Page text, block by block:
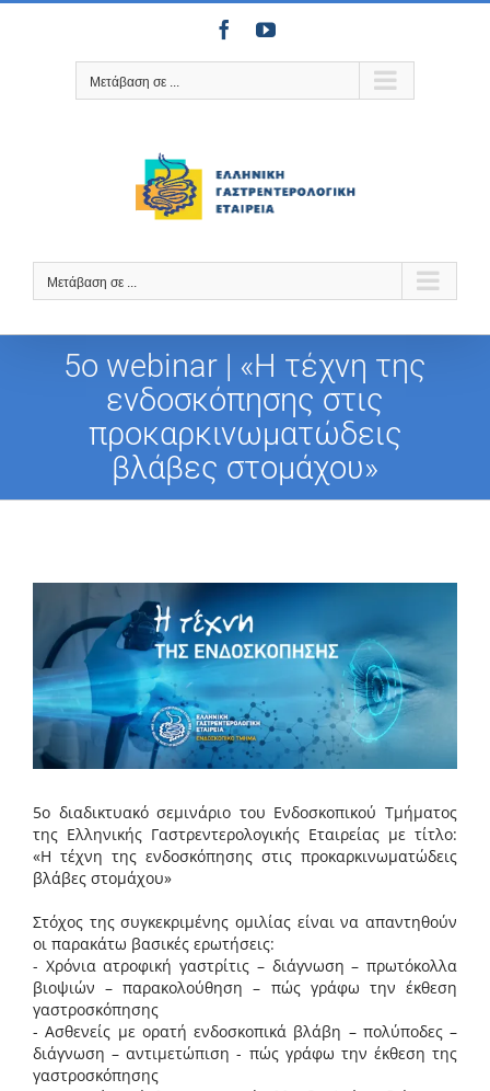
Μετάβαση
FacebookYouTube
Μετάβαση σε ...
Μετάβαση σε ...
5ο webinar | «Η τέχνη της
ενδοσκόπησης στις
προκαρκινωματώδεις
βλάβες στομάχου»
μεγαλύτερης
εικόνας
5o διαδικτυακό σεμινάριο του Ενδοσκοπικού Τμήματος
της Ελληνικής Γαστρεντερολογικής Εταιρείας με τίτλο:
«Η τέχνη της ενδοσκόπησης στις προκαρκινωματώδεις
βλάβες στομάχου»
Στόχος της συγκεκριμένης ομιλίας είναι να απαντηθούν
οι παρακάτω βασικές ερωτήσεις:
- Χρόνια ατροφική γαστρίτις – διάγνωση – πρωτόκολλα
βιοψιών – παρακολούθηση – πώς γράφω την έκθεση
γαστροσκόπησης
- Ασθενείς με ορατή ενδοσκοπικά βλάβη – πολύποδες –
διάγνωση – αντιμετώπιση - πώς γράφω την έκθεση της
γαστροσκόπησης